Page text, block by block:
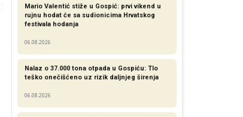
Mario Valentić stiže u Gospić: prvi vikend u
rujnu hodat će sa sudionicima Hrvatskog
festivala hodanja
06.08.2026
Nalaz o 37.000 tona otpada u Gospiću: Tlo
teško onečišćeno uz rizik daljnjeg širenja
06.08.2026